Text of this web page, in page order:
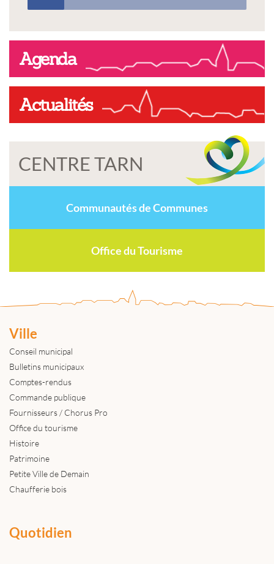
Agenda
Actualités
CENTRE TARN
Communautés de Communes
Office du Tourisme
Ville
Conseil municipal
Bulletins municipaux
Comptes-rendus
Commande publique
Fournisseurs / Chorus Pro
Office du tourisme
Histoire
Patrimoine
Petite Ville de Demain
Chaufferie bois
Quotidien